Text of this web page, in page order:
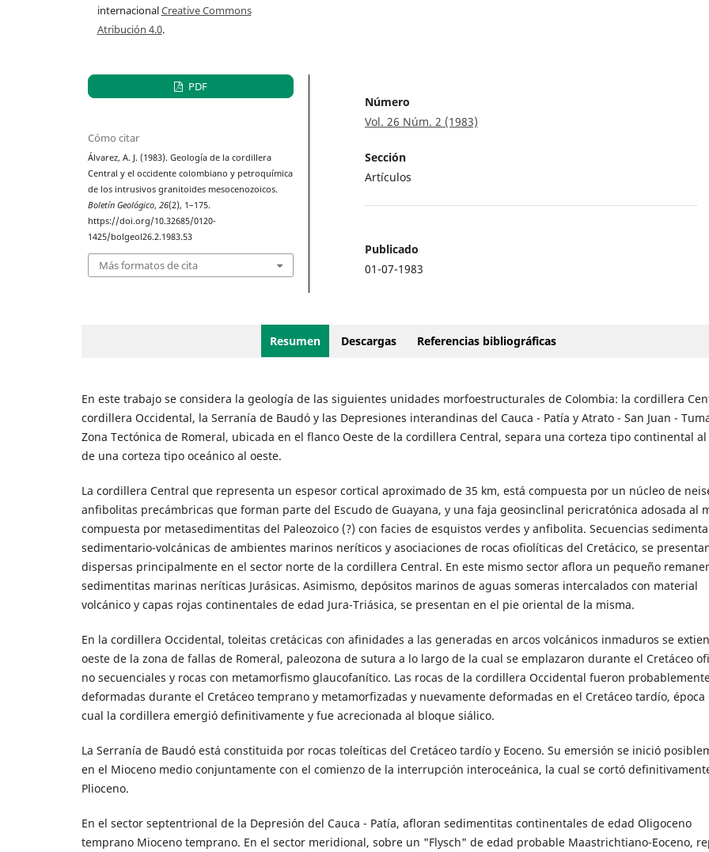
internacionalCreative Commons
Atribución 4.0.
PDF
Cómo citar
Álvarez, A. J. (1983). Geología de la cordillera
Central y el occidente colombiano y petroquímica
de los intrusivos granitoides mesocenozoicos.
Boletín Geológico,26(2), 1–175.
https://doi.org/10.32685/0120-
1425/bolgeol26.2.1983.53
Más formatos de cita
Número
Vol. 26 Núm. 2 (1983)
Sección
Artículos
Publicado
01-07-1983
Resumen Descargas Referencias bibliográficas
En este trabajo se considera la geología de las siguientes unidades morfoestructurales de Colombia: la cordillera
cordillera Occidental, la Serranía de Baudó y las Depresiones interandinas del Cauca - Patía y Atrato - San Juan -
Zona Tectónica de Romeral, ubicada en el flanco Oeste de la cordillera Central, separa una corteza tipo continental al
de una corteza tipo oceánico al oeste.
La cordillera Central que representa un espesor cortical aproximado de 35 km, está compuesta por un núcleo de
anfibolitas precámbricas que forman parte del Escudo de Guayana, y una faja geosinclinal pericratónica adosada al
compuesta por metasedimentitas del Paleozoico (?) con facies de esquistos verdes y anfibolita. Secuencias
sedimentario-volcánicas de ambientes marinos neríticos y asociaciones de rocas ofiolíticas del Cretácico, se
dispersas principalmente en el sector norte de la cordillera Central. En este mismo sector aflora un pequeño
sedimentitas marinas neríticas Jurásicas. Asimismo, depósitos marinos de aguas someras intercalados con material
volcánico y capas rojas continentales de edad Jura-Triásica, se presentan en el pie oriental de la misma.
En la cordillera Occidental, toleitas cretácicas con afinidades a las generadas en arcos volcánicos inmaduros se
oeste de la zona de fallas de Romeral, paleozona de sutura a lo largo de la cual se emplazaron durante el Cretáceo
no secuenciales y rocas con metamorfismo glaucofanítico. Las rocas de la cordillera Occidental fueron
deformadas durante el Cretáceo temprano y metamorfizadas y nuevamente deformadas en el Cretáceo tardío, época
cual la cordillera emergió definitivamente y fue acrecionada al bloque siálico.
La Serranía de Baudó está constituida por rocas toleíticas del Cretáceo tardío y Eoceno. Su emersión se inició
en el Mioceno medio conjuntamente con el comienzo de la interrupción interoceánica, la cual se cortó
Plioceno.
En el sector septentrional de la Depresión del Cauca - Patía, afloran sedimentitas continentales de edad Oligoceno
temprano Mioceno temprano. En el sector meridional, sobre un "Flysch" de edad probable Maastrichtiano-Eoceno,